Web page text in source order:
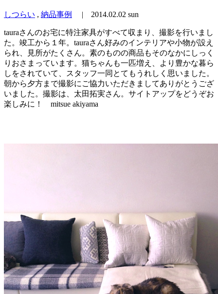
しつらい , 納品事例 | 2014.02.02 sun
tauraさんのお宅に特注家具がすべて収まり、撮影を行いまし
た。竣工から１年。tauraさん好みのインテリアや小物が設え
られ、見所がたくさん。素のものの商品もそのなかにしっく
りおさまっています。猫ちゃんも一匹増え、より豊かな暮ら
しをされていて、スタッフ一同とてもうれしく思いました。
朝から夕方まで撮影にご協力いただきましてありがとうござ
いました。撮影は、太田拓実さん。サイトアップをどうぞお
楽しみに！ mitsue akiyama